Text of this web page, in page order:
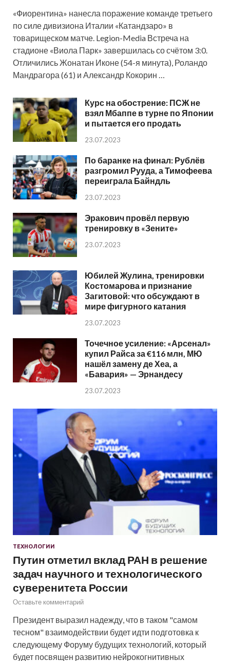
«Фиорентина» нанесла поражение команде третьего
по силе дивизиона Италии «Катандзаро» в
товарищеском матче. Legion-Media Встреча на
стадионе «Виола Парк» завершилась со счётом 3:0.
Отличились Жонатан Иконе (54-я минута), Роландо
Мандрагора (61) и Александр Кокорин …
Курс на обострение: ПСЖ не
взял Мбаппе в турне по Японии
и пытается его продать
23.07.2023
По баранке на финал: Рублёв
разгромил Рууда, а Тимофеева
переиграла Байндль
23.07.2023
Эракович провёл первую
тренировку в «Зените»
23.07.2023
Юбилей Жулина, тренировки
Костомарова и признание
Загитовой: что обсуждают в
мире фигурного катания
23.07.2023
Точечное усиление: «Арсенал»
купил Райса за €116 млн, МЮ
нашёл замену де Хеа, а
«Бавария» — Эрнандесу
23.07.2023
ТЕХНОЛОГИИ
Путин отметил вклад РАН в решение
задач научного и технологического
суверенитета России
Оставьте комментарий
Президент выразил надежду, что в таком "самом
тесном" взаимодействии будет идти подготовка к
следующему Форуму будущих технологий, который
будет посвящен развитию нейрокогнитивных